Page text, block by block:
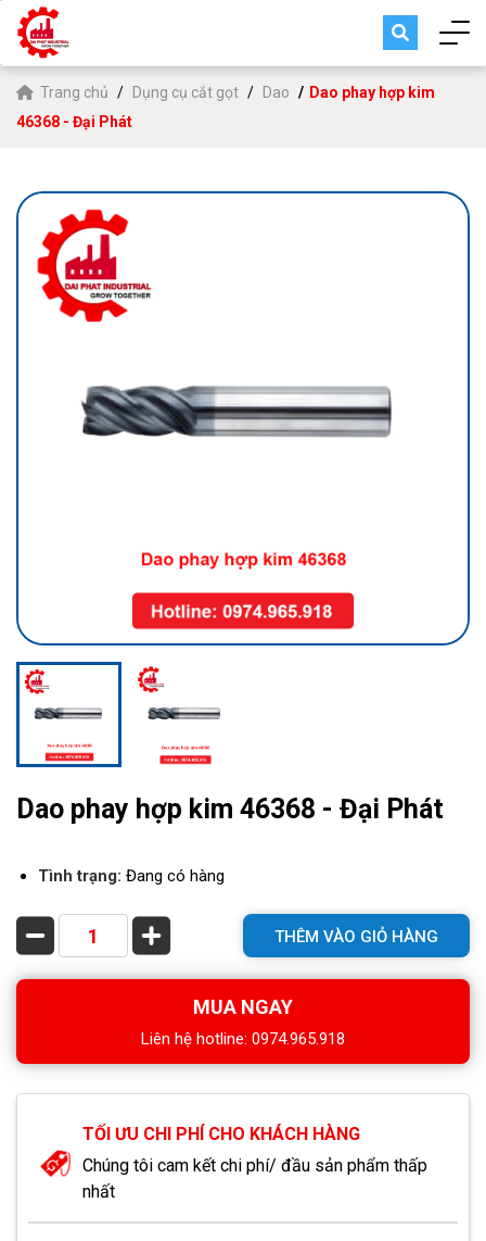
Trang chủ Dụng cụ cắt gọt Dao
Dao phay hợp kim
46368 - Đại Phát
Dao phay hợp kim 46368 - Đại Phát
Tình trạng: Đang có hàng
THÊM VÀO GIỎ HÀNG
MUA NGAY
Liên hệ hotline: 0974.965.918
TỐI ƯU CHI PHÍ CHO KHÁCH HÀNG
Chúng tôi cam kết chi phí/ đầu sản phẩm thấp
nhất